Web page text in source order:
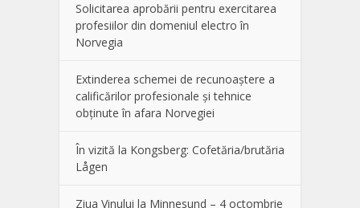
Solicitarea aprobării pentru exercitarea
profesiilor din domeniul electro în
Norvegia
Extinderea schemei de recunoaștere a
calificărilor profesionale și tehnice
obținute în afara Norvegiei
În vizită la Kongsberg: Cofetăria/brutăria
Lågen
Ziua Vinului la Minnesund – 4 octombrie